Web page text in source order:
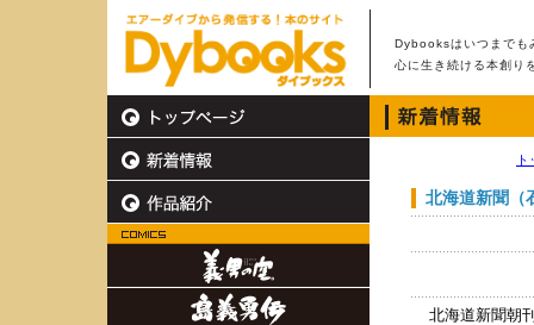
Dybooksはいつまでも
心に生き続ける本創り
北海道新聞（
北海道新聞朝